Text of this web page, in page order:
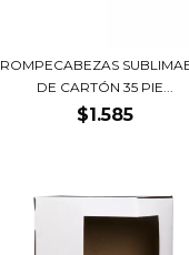
ROMPECABEZAS
DE CARTÓN 35 PIE...
$1.585